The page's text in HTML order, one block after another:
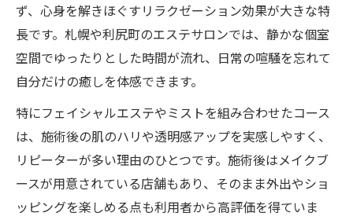
ず、心身を解きほぐすリラクゼーション効果が大きな特
長です。札幌や利尻町のエステサロンでは、静かな個室
空間でゆったりとした時間が流れ、日常の喧騒を忘れて
自分だけの癒しを体感できます。
特にフェイシャルエステやミストを組み合わせたコース
は、施術後の肌のハリや透明感アップを実感しやすく、
リピーターが多い理由のひとつです。施術後はメイクブ
ースが用意されている店舗もあり、そのまま外出やショ
ッピングを楽しめる点も利用者から高評価を得ていま